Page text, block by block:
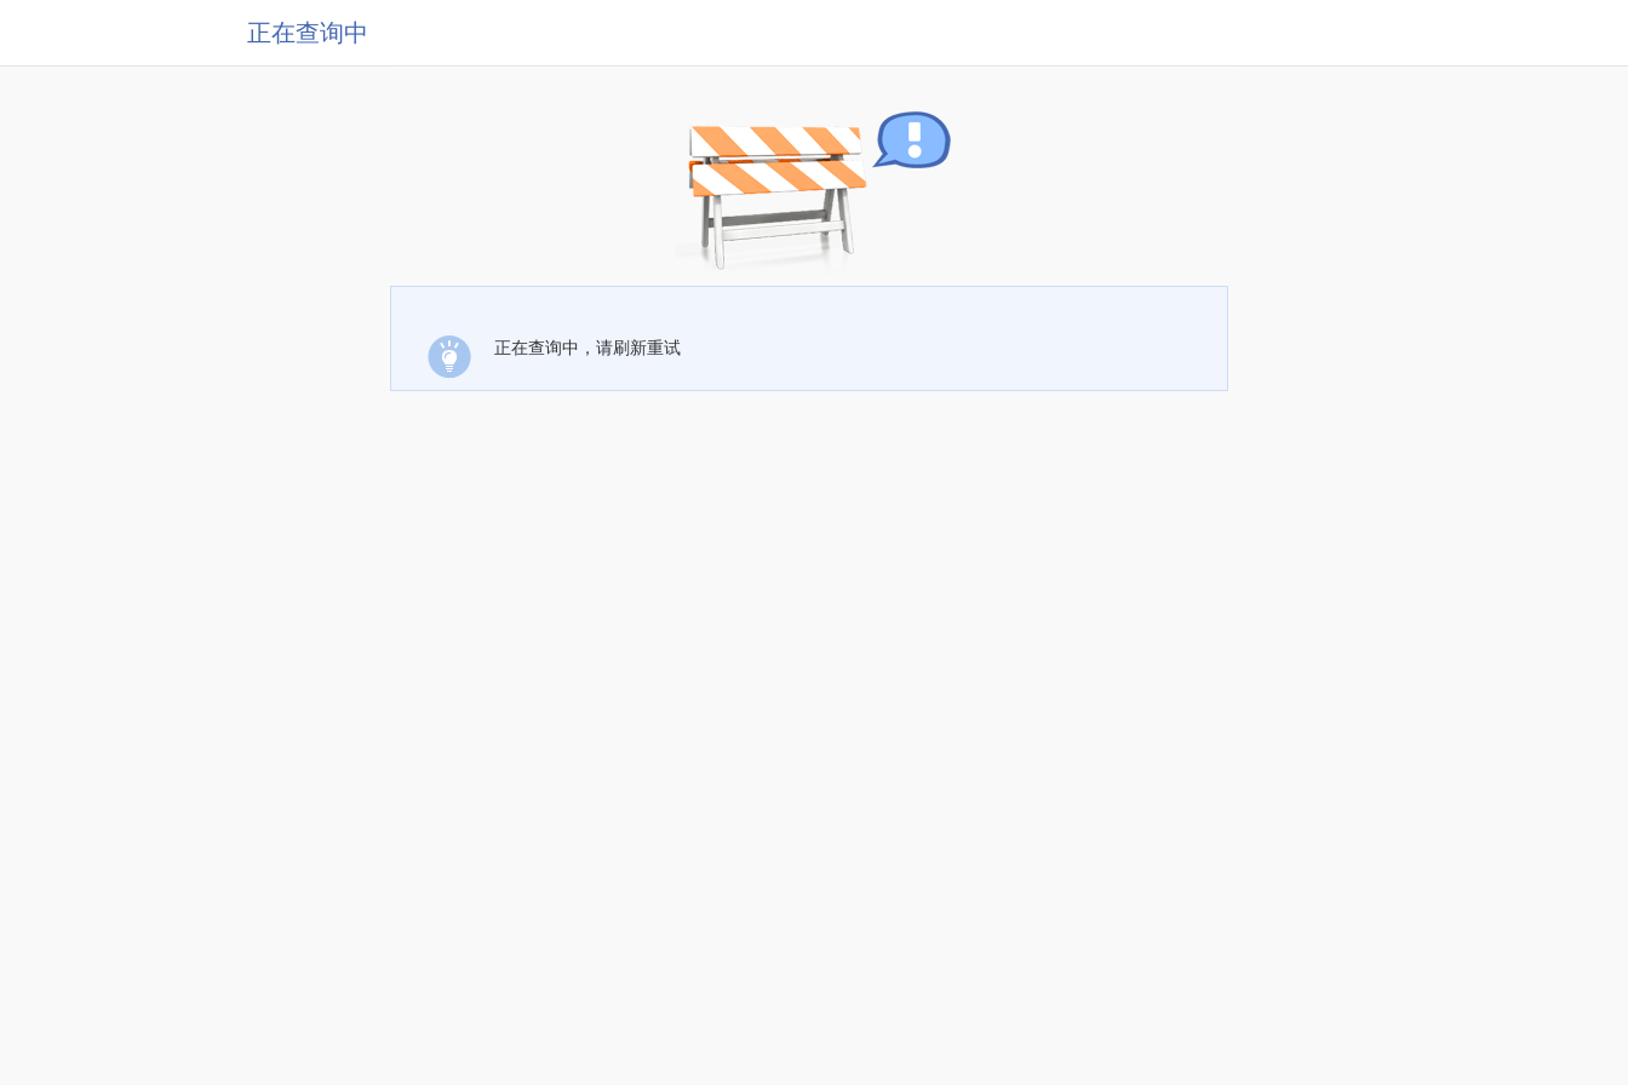
正在查询中
正在查询中，请刷新重试